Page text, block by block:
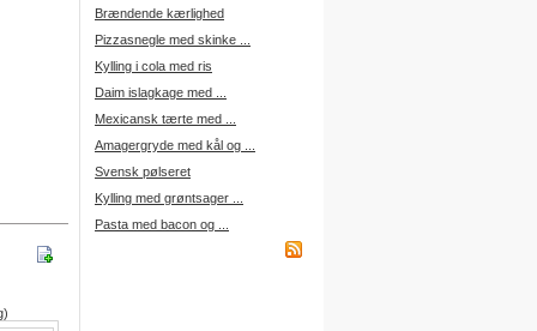
Log på med dine oplysninger fra
Madopskrifter.nu.
Gå til forum
Indkøbsliste på SMS
på SMS.
For at benytte SMS funktionen,
købt et abonnement.
Brændende kærlighed
Pizzasnegle med skinke ...
Kylling i cola med ris
Daim islagkage med ...
Mexicansk tærte med ...
Amagergryde med kål og ...
Svensk pølseret
Kylling med grøntsager ...
Pasta med bacon og ...